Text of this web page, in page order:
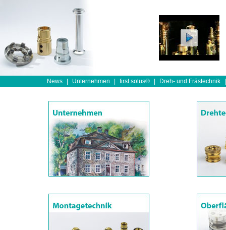
News Unternehmen first solus® Dreh- und Frästechnik